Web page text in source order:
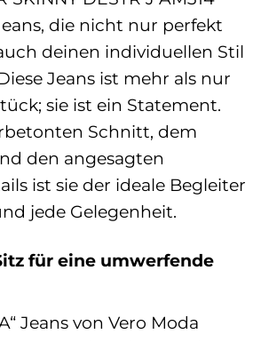
die nicht nur perfekt
deinen individuellen Stil
Jeans ist mehr als nur
sie ist ein Statement.
Schnitt, dem
den angesagten
ist sie der ideale Begleiter
jede Gelegenheit.
für eine umwerfende
Jeans von Vero Moda